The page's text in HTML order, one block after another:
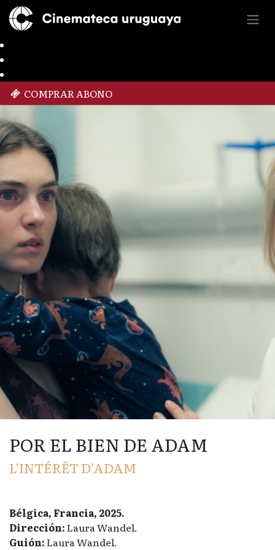
COMPRAR ABONO
POR EL BIEN DE ADAM
L'INTÉRÊT D'ADAM
Bélgica, Francia, 2025.
Dirección:Laura Wandel.
Guión:Laura Wandel.